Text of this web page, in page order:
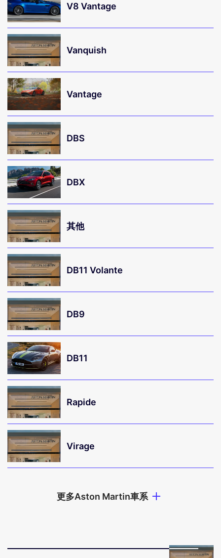
V8 Vantage
Vanquish
Vantage
DBS
DBX
其他
DB11 Volante
DB9
DB11
Rapide
Virage
更多Aston Martin車系